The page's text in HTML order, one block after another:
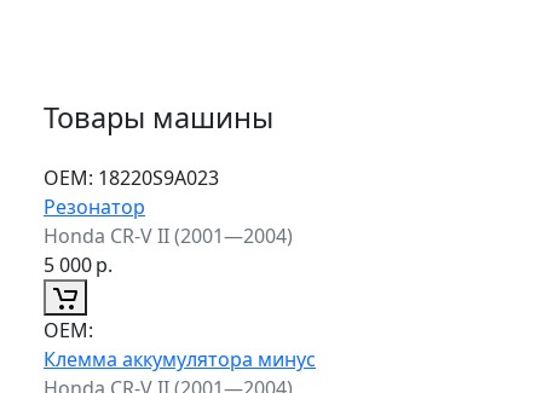
Товары машины
ОЕМ: 18220S9A023
Резонатор
Honda CR-V II (2001—2004)
5 000р.
ОЕМ:
Клемма аккумулятора минус